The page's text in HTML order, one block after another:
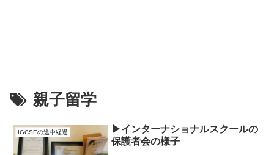
親子留学
IGCSEの途中経過
▶︎インターナショナルスクールの
保護者会の様子